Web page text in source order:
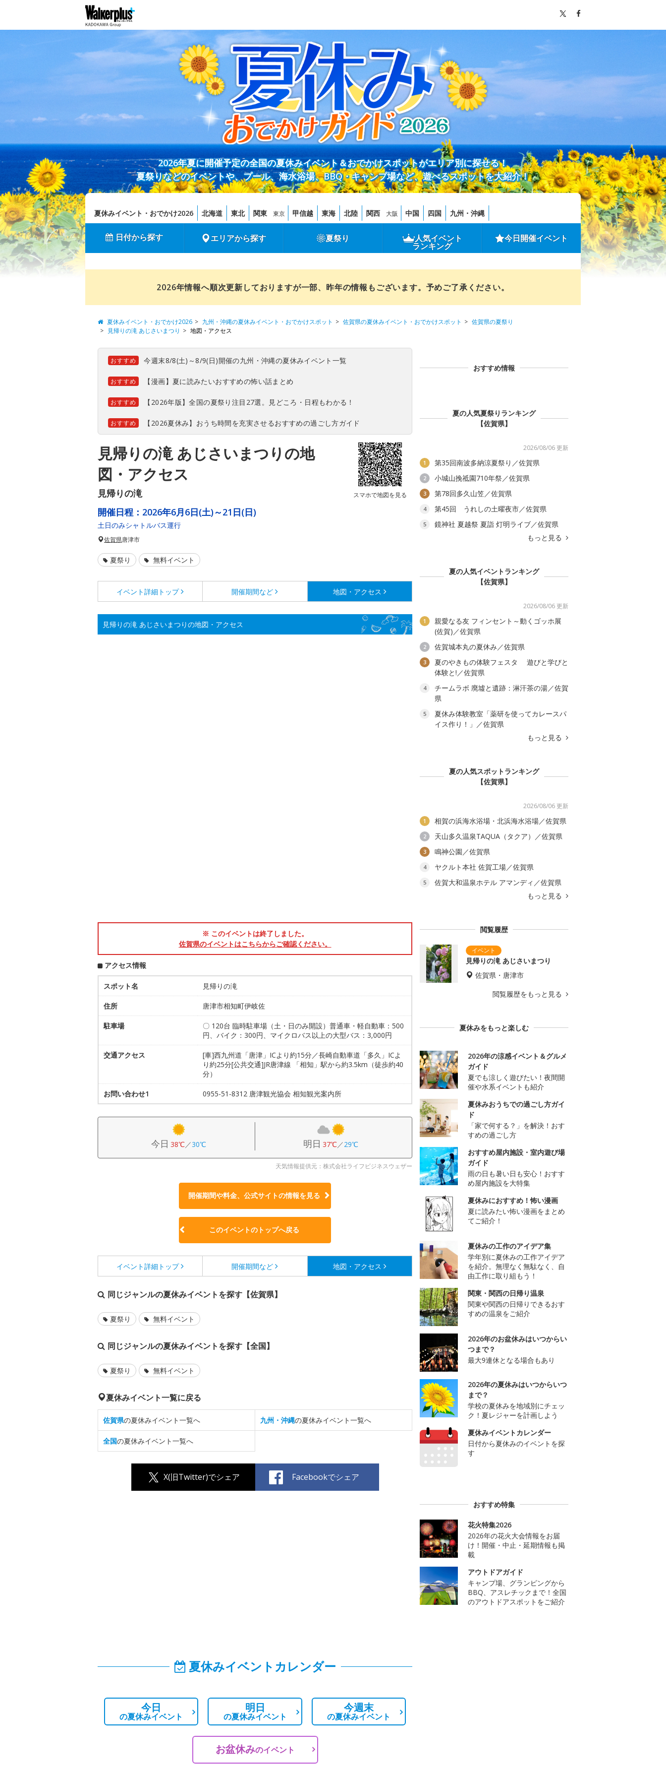
2026年夏に開催予定の全国の夏休みイベント＆おでかけスポットがエリア別に探せる！
夏祭りなどのイベントや、プール、海水浴場、BBQ・キャンプ場など、遊べるスポットを大紹介！
夏休みイベント・おでかけ2026 北海道 東北 関東 東京 甲信越 東海 北陸 関西 大阪 中国 四国 九州・沖縄
日付から探す エリアから探す 夏祭り 人気イベント
ランキング
今日開催イベント
2026年情報へ順次更新しておりますが一部、昨年の情報もございます。予めご了承ください。
夏休みイベント・おでかけ2026 九州・沖縄の夏休みイベント・おでかけスポット 佐賀県の夏休みイベント・おでかけスポット
佐賀県の夏祭り
見帰りの滝 あじさいまつり
地図・アクセス
おすすめ 今週末8/8(土)～8/9(日)開催の九州・沖縄の夏休みイベント一覧
おすすめ 【漫画】夏に読みたいおすすめの怖い話まとめ
おすすめ 【2026年版】全国の夏祭り注目27選。見どころ・日程もわかる！
おすすめ 【2026夏休み】おうち時間を充実させるおすすめの過ごし方ガイド
見帰りの滝 あじさいまつりの地
図・アクセス
見帰りの滝 スマホで地図を見る
開催日程： 2026年6月6日(土)～21日(日)
土日のみシャトルバス運行
佐賀県唐津市
夏祭り 無料イベント
イベント詳細 トップ 開催期間など 地図・アクセス
見帰りの滝 あじさいまつりの地図・アクセス
※ このイベントは終了しました。
佐賀県のイベントはこちらからご確認ください。
アクセス情報
スポット名 見帰りの滝
住所 唐津市相知町伊岐佐
駐車場
〇 120台 臨時駐車場（土・日のみ開設）普通車・軽自動車：500
円、バイク：300円、マイクロバス以上の大型バス：3,000円
交通アクセス
[車]西九州道「唐津」ICより約15分／長崎自動車道「多久」ICよ
り約25分[公共交通]JR唐津線 「相知」駅から約3.5km（徒歩約40
分）
お問い合わせ1 0955-51-8312 唐津観光協会 相知観光案内所
今日 38℃／30℃ 明日 37℃／29℃
天気情報提供元：株式会社ライフビジネスウェザー
開催期間や料金、公式サイトの情報を見る
このイベントのトップへ戻る
イベント詳細 トップ 開催期間など 地図・アクセス
同じジャンルの夏休みイベントを探す【佐賀県】
夏祭り 無料イベント
同じジャンルの夏休みイベントを探す【全国】
夏祭り 無料イベント
夏休みイベント一覧に戻る
佐賀県の夏休みイベント一覧へ 九州・沖縄の夏休みイベント一覧へ
全国の夏休みイベント一覧へ
X(旧Twitter)でシェア Facebookでシェア
夏休みイベントカレンダー
今日
の夏休みイベント
明日
の夏休みイベント
今週末
の夏休みイベント
お盆休みのイベント
おすすめ情報
夏の人気夏祭りランキング
【佐賀県】
2026/08/06 更新
1 第35回南波多納涼夏祭り／佐賀県
2 小城山挽祗園710年祭／佐賀県
3 第78回多久山笠／佐賀県
4 第45回 うれしの土曜夜市／佐賀県
5
鏡神社 夏越祭 夏詣 灯明ライブ／佐賀県
もっと見る
夏の人気イベントランキング
【佐賀県】
2026/08/06 更新
1
親愛なる友 フィンセント～動くゴッホ展
(佐賀)／佐賀県
2 佐賀城本丸の夏休み／佐賀県
3
夏のやきもの体験フェスタ 遊びと学びと
体験と!／佐賀県
4
チームラボ 廃墟と遺跡：淋汗茶の湯／佐賀
県
5
夏休み体験教室「薬研を使ってカレースパ
イス作り！」／佐賀県
もっと見る
夏の人気スポットランキング
【佐賀県】
2026/08/06 更新
1 相賀の浜海水浴場・北浜海水浴場／佐賀県
2 天山多久温泉TAQUA（タクア）／佐賀県
3 鳴神公園／佐賀県
4 ヤクルト本社 佐賀工場／佐賀県
5
佐賀大和温泉ホテル アマンディ／佐賀県
もっと見る
閲覧履歴
見帰りの滝 あじさいまつり
佐賀県・唐津市
閲覧履歴をもっと見る
夏休みをもっと楽しむ
2026年の涼感イベント＆グルメ
ガイド
夏でも涼しく遊びたい！夜間開
催や水系イベントも紹介
夏休みおうちでの過ごし方ガイ
ド
「家で何する？」を解決！おす
すめの過ごし方
おすすめ屋内施設・室内遊び場
ガイド
雨の日も暑い日も安心！おすす
め屋内施設を大特集
夏休みにおすすめ！怖い漫画
夏に読みたい怖い漫画をまとめ
てご紹介！
夏休みの工作のアイデア集
学年別に夏休みの工作アイデア
を紹介。無理なく無駄なく、自
由工作に取り組もう！
関東・関西の日帰り温泉
関東や関西の日帰りできるおす
すめの温泉をご紹介
2026年のお盆休みはいつからい
つまで？
最大9連休となる場合もあり
2026年の夏休みはいつからいつ
まで？
学校の夏休みを地域別にチェッ
ク！夏レジャーを計画しよう
夏休みイベントカレンダー
日付から夏休みのイベントを探
す
おすすめ特集
花火特集2026
2026年の花火大会情報をお届
け！開催・中止・延期情報も掲
載
アウトドアガイド
キャンプ場、グランピングから
BBQ、アスレチックまで！全国
のアウトドアスポットをご紹介